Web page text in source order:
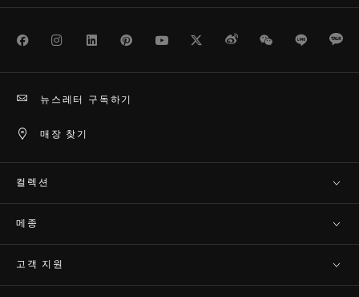
FacebookInstagram
LinkedInPinterestYoutubeTwitterWeiboWeChatLine
매장 찾기
뉴스레터 구독하기
컬렉션
메종
고객 지원​